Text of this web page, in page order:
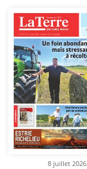
8 juillet 2026